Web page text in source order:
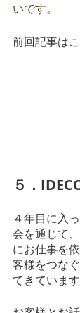
いです。
前回記事は
５．
４年目に入
会を通じて
にお仕事を
客様をつな
てきています